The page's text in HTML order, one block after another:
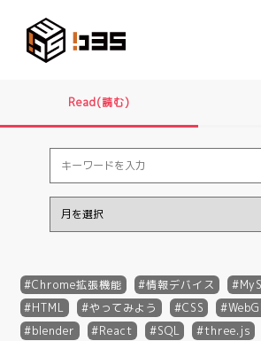
Read(読む)
Chrome拡張機能 情報デバイス
HTML
やってみよう CSS
blender
React SQL three.js